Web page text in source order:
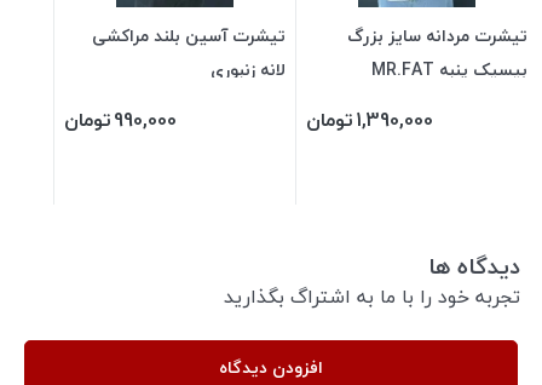
تیشرت مردانه سایز بزرگ
بیسیک پنبه MR.FAT
1,390,000تومان
تیشرت آسین بلند مراکشی
لانه زنبوری
990,000تومان
دیدگاه ها
تجربه خود را با ما به اشتراگ بگذارید
افزودن دیدگاه